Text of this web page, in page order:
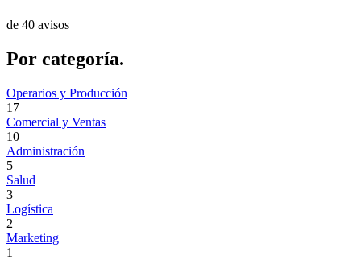
de 40 avisos
Por categoría.
Operarios y Producción
17
Comercial y Ventas
10
Administración
5
Salud
3
Logística
2
Marketing
1